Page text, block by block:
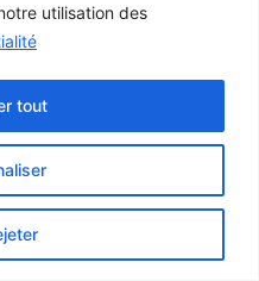
utilisation des
tout
possible grâce au